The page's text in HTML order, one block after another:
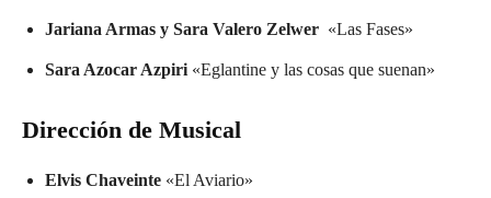
Jariana Armas y Sara Valero Zelwer «Las Fases»
Sara Azocar Azpiri«Eglantine y las cosas que suenan»
Dirección de Musical
Elvis Chaveinte «El Aviario»